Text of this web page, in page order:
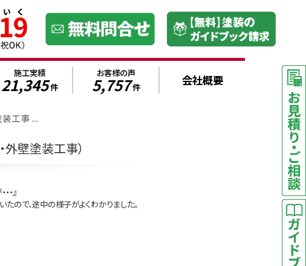
施工実績
21,345件
お客様の声
5,757件 会社概要
工事 ....
外壁塗装工事）
・』
ので、途中の様子がよくわかりました。